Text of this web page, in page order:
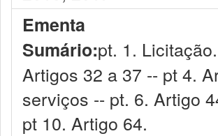
Ementa
Sumário:pt. 1.
Artigos 32 a 37 -- pt 4.
serviços -- pt. 6. Artigo
pt 10. Artigo 64.